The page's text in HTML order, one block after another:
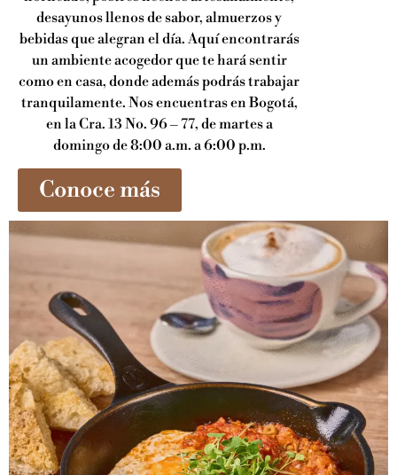
desayunos llenos de sabor, almuerzos y
bebidas que alegran el día. Aquí encontrarás
un ambiente acogedor que te hará sentir
como en casa, donde además podrás trabajar
tranquilamente. Nos encuentras en Bogotá,
en la Cra. 13 No. 96 – 77, de martes a
domingo de 8:00 a.m. a 6:00 p.m.
Conoce más